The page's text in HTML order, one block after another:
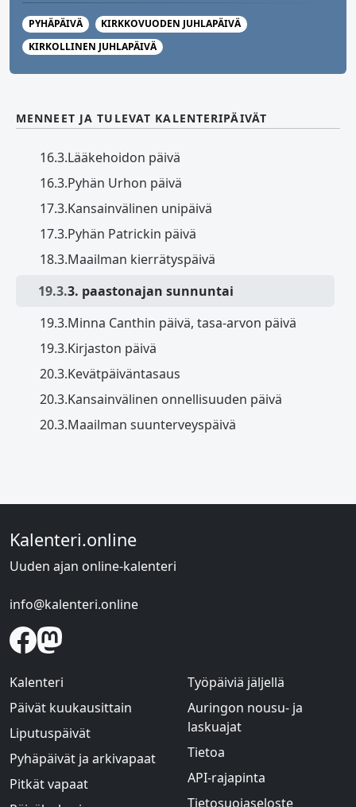
PYHÄPÄIVÄ
KIRKKOVUODEN JUHLAPÄIVÄ
KIRKOLLINEN JUHLAPÄIVÄ
MENNEET JA TULEVAT KALENTERIPÄIVÄT
16.3.Lääkehoidon päivä
16.3.Pyhän Urhon päivä
17.3.Kansainvälinen unipäivä
17.3.Pyhän Patrickin päivä
18.3.Maailman kierrätyspäivä
19.3.3. paastonajan sunnuntai
19.3.Minna Canthin päivä, tasa-arvon päivä
19.3.Kirjaston päivä
20.3.Kevätpäiväntasaus
20.3.Kansainvälinen onnellisuuden päivä
20.3.Maailman suunterveyspäivä
Kalenteri.online
Uuden ajan online-kalenteri
info@kalenteri.online
Kalenteri
Päivät kuukausittain
Liputuspäivät
Pyhäpäivät ja arkivapaat
Pitkät vapaat
Työpäiviä jäljellä
Auringon nousu- ja
laskuajat
Tietoa
API-rajapinta
Tietosuojaseloste